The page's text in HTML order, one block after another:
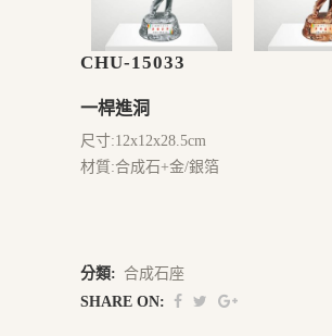
CHU-15033
一桿進洞
尺寸:12x12x28.5cm
材質:合成石+金/銀箔
分類: 合成石座
SHARE ON: